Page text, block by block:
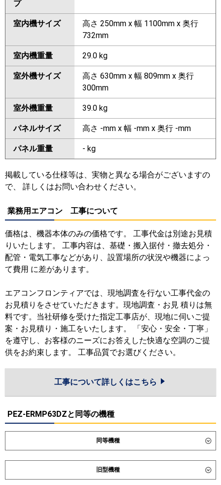
プ
室内機サイズ
高さ 250mm x 幅 1100mm x 奥行
732mm
室内機重量 29.0 kg
室外機サイズ
高さ 630mm x 幅 809mm x 奥行
300mm
室外機重量 39.0 kg
パネルサイズ 高さ -mm x 幅 -mm x 奥行 -mm
パネル重量 - kg
掲載している仕様等は、実物と異なる場合がございますの
で、 詳しくはお問い合わせください。
業務用エアコン 工事について
価格は、機器本体のみの価格です。 工事代金は別途お見積
りいたします。 工事内容は、基礎・搬入据付・撤去処分・
配管・電気工事などがあり、設置場所の状況や機器によっ
て費用 に差があります。
エアコンフロンティアでは、現地調査を行ない工事代金の
お見積りをさせていただきます。現地調査・お見 積りは無
料です。当社研修を受けた指定工事店が、現地に伺いご提
案・お見積り・施工をいたします。 「安心・安全・丁寧」
を遵守し、お客様のニーズにお答えした快適な空調のご提
供をお約束します。 工事品質でお選びください。
工事について詳しくはこちら
PEZ-ERMP63DZと同等の機種
同等機種
ダイキン SZRM63CT SZRMM63CT
東芝 GDSA06314MUB
旧型機種